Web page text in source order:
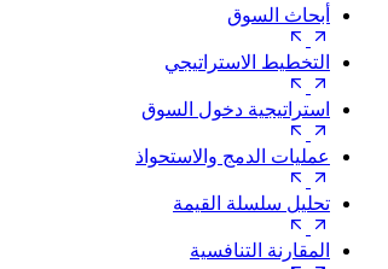
أبحاث السوق
التخطيط الاستراتيجي
استراتيجية دخول السوق
عمليات الدمج والاستحواذ
تحليل سلسلة القيمة
المقارنة التنافسية